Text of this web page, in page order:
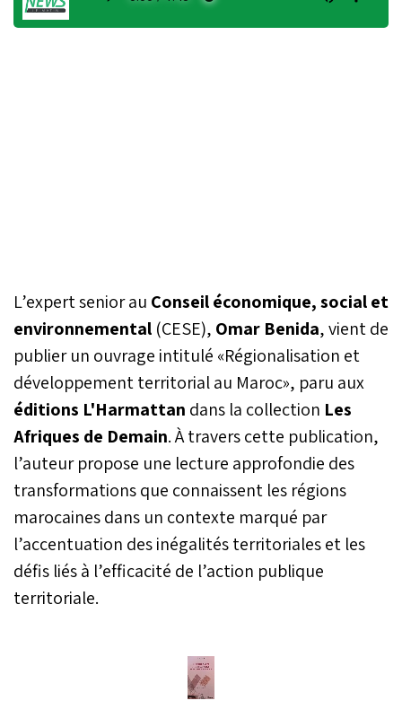
L’expert senior au Conseil économique, social et
environnemental (CESE), Omar Benida, vient de
publier un ouvrage intitulé «Régionalisation et
développement territorial au Maroc», paru aux
éditions L'Harmattan dans la collection Les
Afriques de Demain. À travers cette publication,
l’auteur propose une lecture approfondie des
transformations que connaissent les régions
marocaines dans un contexte marqué par
l’accentuation des inégalités territoriales et les
défis liés à l’efficacité de l’action publique
territoriale.